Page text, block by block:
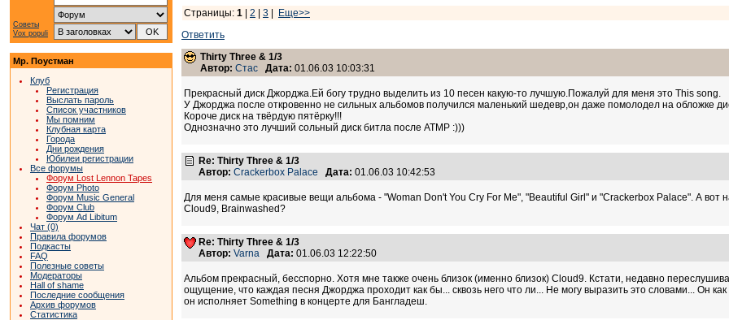
Советы
Vox populi
Мр. Поустман
Клуб
Регистрация
Выслать пароль
Список участников
Мы помним
Клубная карта
Города
Дни рождения
Юбилеи регистрации
Все форумы
Форум Lost Lennon Tapes
Форум Photo
Форум Music General
Форум Club
Форум Ad Libitum
Чат (0)
Правила форумов
Подкасты
FAQ
Полезные советы
Модераторы
Hall of shame
Последние сообщения
Архив форумов
Статистика
Страницы: 1 2 3
Еще>>
Ответить
Thirty Three & 1/3
Автор: Стас Дата: 01.06.03 10:03:31
Прекрасный диск Джорджа.Ей богу трудно выделить из 10 песен какую-то лучшую.Пожалуй для меня это This song.
У Джорджа после откровенно не сильных альбомов получился маленький шедевр,он даже помолодел на обложке
Короче диск на твёрдую пятёрку!!!
Однозначно это лучший сольный диск битла после ATMP :)))
Re: Thirty Three & 1/3
Автор: Crackerbox Palace Дата: 01.06.03 10:42:53
Для меня самые красивые вещи альбома - "Woman Don't You Cry For Me", "Beautiful Girl" и "Crackerbox Palace". А вот
Cloud9, Brainwashed?
Re: Thirty Three & 1/3
Автор: Varna Дата: 01.06.03 12:22:50
Альбом прекрасный, бесспорно. Хотя мне также очень близок (именно близок) Cloud9. Кстати, недавно
ощущение, что каждая песня Джорджа проходит как бы... сквозь него что ли... Не могу выразить это словами... Он
он исполняет Something в концерте для Бангладеш.